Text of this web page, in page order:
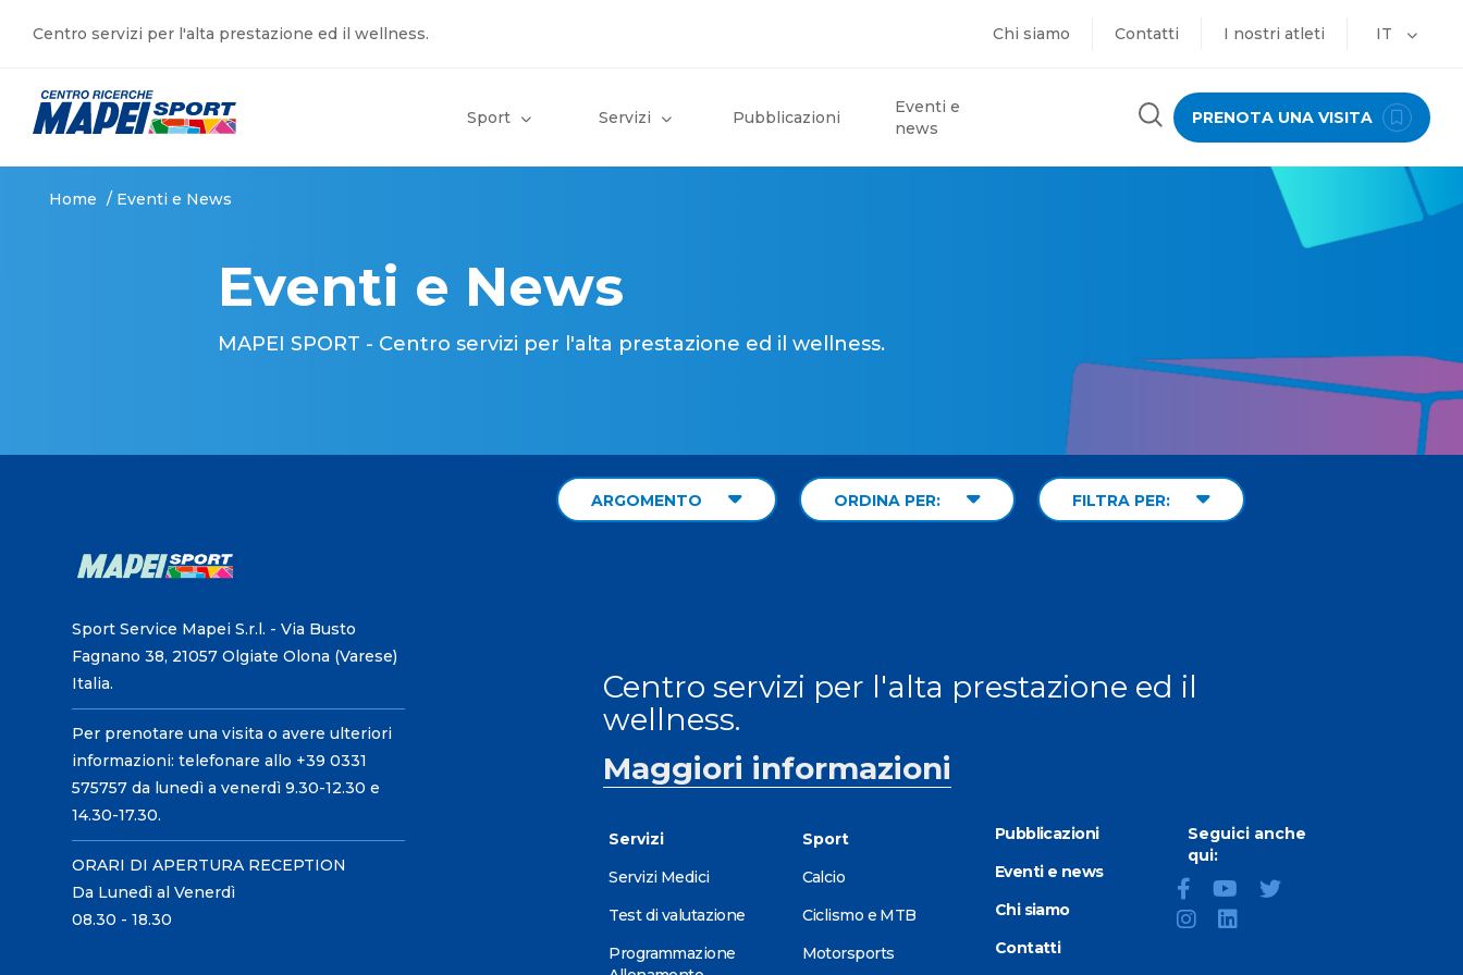
Centro servizi per l'alta prestazione ed il wellness. Chi siamo Contatti I nostri atleti IT
Sport Servizi Pubblicazioni
Eventi e
news
PRENOTA UNA VISITA
Home / Eventi e News
Eventi e News
MAPEI SPORT - Centro servizi per l'alta prestazione ed il wellness.
ARGOMENTO ORDINA PER: FILTRA PER:
Sport Service Mapei S.r.l. - Via Busto
Fagnano 38, 21057 Olgiate Olona (Varese)
Italia.
Per prenotare una visita o avere ulteriori
informazioni: telefonare allo +39 0331
575757 da lunedì a venerdì 9.30-12.30 e
14.30-17.30.
ORARI DI APERTURA RECEPTION
Da Lunedì al Venerdì
08.30 - 18.30
Centro servizi per l'alta prestazione ed il
wellness.
Maggiori informazioni
Servizi
Servizi Medici
Test di valutazione
Programmazione
Sport
Calcio
Ciclismo e MTB
Motorsports
Pubblicazioni
Eventi e news
Chi siamo
Contatti
Seguici anche
qui: